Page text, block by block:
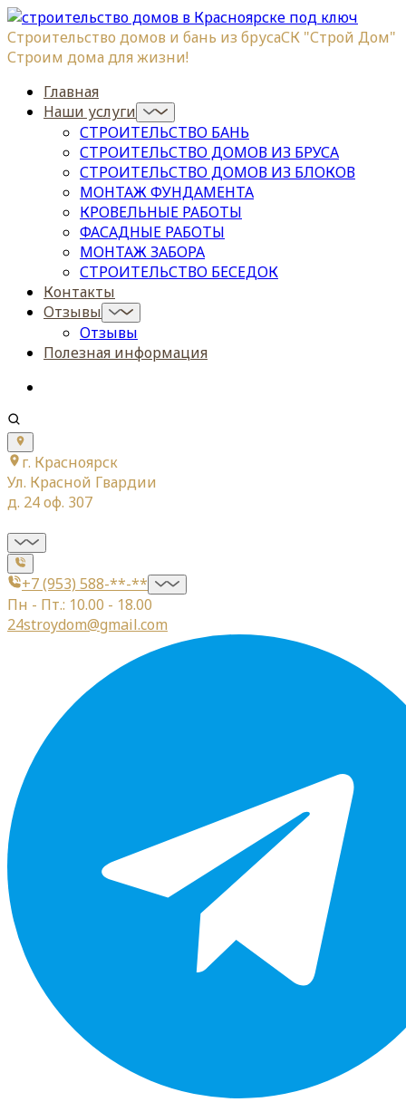
Строительство домов и бань из брусаСК "Строй Дом"
Строим дома для жизни!
Главная
Наши услуги
СТРОИТЕЛЬСТВО БАНЬ
СТРОИТЕЛЬСТВО ДОМОВ ИЗ БРУСА
СТРОИТЕЛЬСТВО ДОМОВ ИЗ БЛОКОВ
МОНТАЖ ФУНДАМЕНТА
КРОВЕЛЬНЫЕ РАБОТЫ
ФАСАДНЫЕ РАБОТЫ
МОНТАЖ ЗАБОРА
СТРОИТЕЛЬСТВО БЕСЕДОК
Контакты
Отзывы
Отзывы
Полезная информация
г. Красноярск
Ул. Красной Гвардии
д. 24 оф. 307
+7 (953) 588-**-**
Пн - Пт.: 10.00 - 18.00
24stroydom@gmail.com